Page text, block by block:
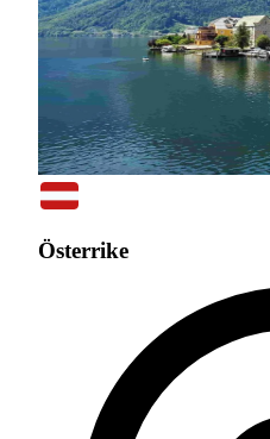
Österrike